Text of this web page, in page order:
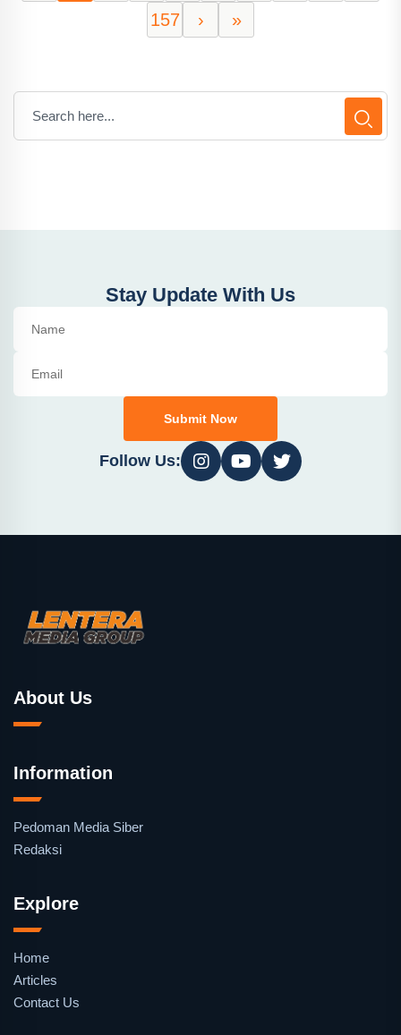
157
› »
Stay Update With Us
Submit Now
Follow Us:
About Us
Information
Pedoman Media Siber
Redaksi
Explore
Home
Articles
Contact Us